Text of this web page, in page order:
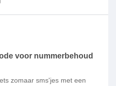
ik krijg geen sms code om
omzetten naar nieuw
in zijn werk?alvast
voor nummerbehoud
zomaar sms'jes met een